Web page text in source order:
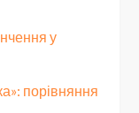
у
порівняння